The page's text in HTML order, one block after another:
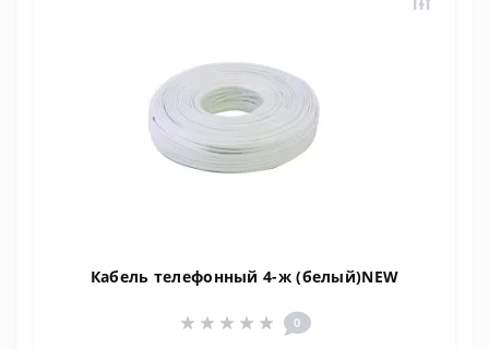
Кабель телефонный 4-ж (белый)NEW
0